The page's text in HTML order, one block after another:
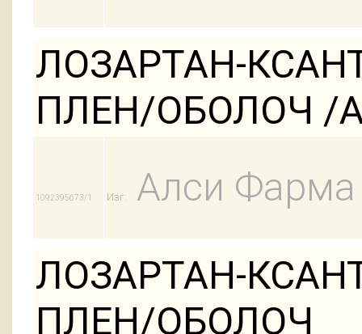
ЛОЗАРТАН-
ПЛЕН/ОБОЛОЧ /
1092395673/1 Изг:
Алси
ЛОЗАРТАН-
ПЛЕН/ОБОЛОЧ